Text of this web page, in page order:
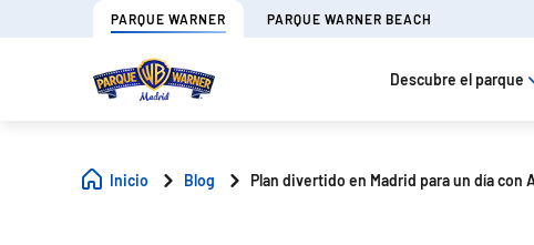
PARQUE WARNER PARQUE WARNER BEACH
Descubre el parque
Inicio Blog Plan divertido en Madrid para un día con